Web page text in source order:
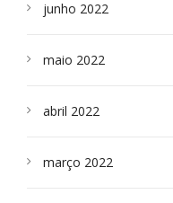
junho 2022
maio 2022
abril 2022
março 2022